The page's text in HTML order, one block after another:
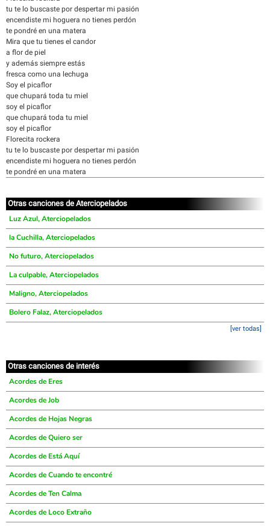
tu te lo buscaste por despertar mi pasión
encendiste mi hoguera no tienes perdón
te pondré en una matera
Mira que tu tienes el candor
a flor de piel
y además siempre estás
fresca como una lechuga
Soy el picaflor
que chupará toda tu miel
soy el picaflor
que chupará toda tu miel
soy el picaflor
Florecita rockera
tu te lo buscaste por despertar mi pasión
encendiste mi hoguera no tienes perdón
te pondré en una matera
Otras canciones de Aterciopelados
Luz Azul, Aterciopelados
la Cuchilla, Aterciopelados
No futuro, Aterciopelados
La culpable, Aterciopelados
Maligno, Aterciopelados
Bolero Falaz, Aterciopelados
[ver todas]
Otras canciones de interés
Acordes de Eres
Acordes de Job
Acordes de Hojas Negras
Acordes de Quiero ser
Acordes de Está Aquí
Acordes de Cuando te encontré
Acordes de Ten Calma
Acordes de Loco Extraño